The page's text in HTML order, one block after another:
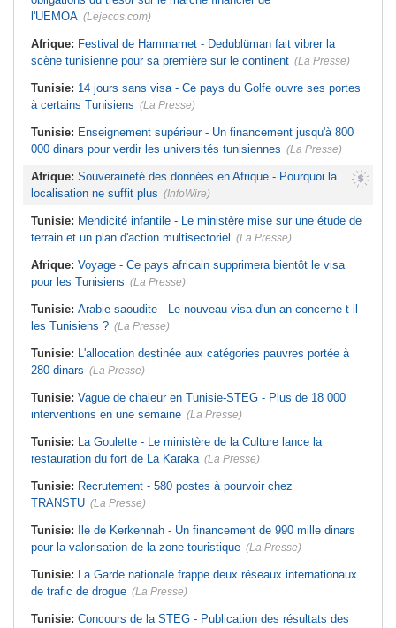
l'UEMOA (Lejecos.com)
Afrique: Festival de Hammamet - Dedublüman fait vibrer la
scène tunisienne pour sa première sur le continent (La Presse)
Tunisie: 14 jours sans visa - Ce pays du Golfe ouvre ses portes
à certains Tunisiens (La Presse)
Tunisie: Enseignement supérieur - Un financement jusqu'à 800
000 dinars pour verdir les universités tunisiennes (La Presse)
Afrique: Souveraineté des données en Afrique - Pourquoi la
localisation ne suffit plus (InfoWire)
Tunisie: Mendicité infantile - Le ministère mise sur une étude de
terrain et un plan d'action multisectoriel
(La Presse)
Afrique: Voyage - Ce pays africain supprimera bientôt le visa
pour les Tunisiens (La Presse)
Tunisie: Arabie saoudite - Le nouveau visa d'un an concerne-t-il
les Tunisiens ? (La Presse)
Tunisie: L'allocation destinée aux catégories pauvres portée à
280 dinars (La Presse)
Tunisie: Vague de chaleur en Tunisie-STEG - Plus de 18 000
interventions en une semaine (La Presse)
Tunisie: La Goulette - Le ministère de la Culture lance la
restauration du fort de La Karaka (La Presse)
Tunisie: Recrutement - 580 postes à pourvoir chez
TRANSTU (La Presse)
Tunisie:
Ile de Kerkennah - Un financement de 990 mille dinars
pour la valorisation de la zone touristique (La Presse)
Tunisie: La Garde nationale frappe deux réseaux internationaux
de trafic de drogue (La Presse)
Tunisie: Concours de la STEG - Publication des résultats des